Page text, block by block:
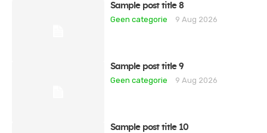
Sample post title 8
Geen categorie
9 Aug 2026
Sample post title 9
Geen categorie
9 Aug 2026
Sample post title 10